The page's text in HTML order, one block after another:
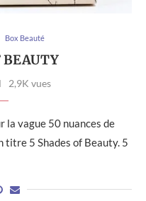
Box Beauté
BEAUTY
2,9K vues
la vague 50 nuances de
titre 5 Shades of Beauty. 5